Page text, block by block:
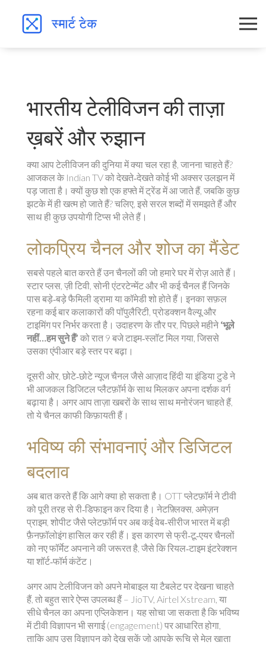
भारतीय टेलीविजन की ताज़ा
ख़बरें और रुझान
क्या आप टेलीविजन की दुनिया में क्या चल रहा है, जानना चाहते हैं?
आजकल के Indian TV को देखते‑देखते कोई भी अक्सर उलझन में
पड़ जाता है। क्यों कुछ शो एक हफ्ते में ट्रेंड में आ जाते हैं, जबकि कुछ
झटके में ही खत्म हो जाते हैं? चलिए, इसे सरल शब्दों में समझते हैं और
साथ ही कुछ उपयोगी टिप्स भी लेते हैं।
लोकप्रिय चैनल और शोज का मैंडेट
सबसे पहले बात करते हैं उन चैनलों की जो हमारे घर में रोज़ आते हैं।
स्टार प्लस, ज़ी टिवी, सोनी एंटरटेन्मेंट और भी कई चैनल हैं जिनके
पास बड़े‑बड़े फैमिली ड्रामा या कॉमेडी शो होते हैं। इनका सफ़ल
रहना कई बार कलाकारों की पॉपुलैरिटी, प्रोडक्शन वैल्यू और
टाइमिंग पर निर्भर करता है। उदाहरण के तौर पर, पिछले महीने‘भूले
नहीं…हम सुने हैं’ को रात 9 बजे टाइम‑स्लॉट मिल गया, जिससे
उसका एंपीआर बड़े स्तर पर बढ़ा।
दूसरी ओर, छोटे‑छोटे न्यूज चैनल जैसे आज़ाद हिंदी या इंडिया टुडे ने
भी आजकल डिजिटल प्लैटफ़ॉर्म के साथ मिलकर अपना दर्शक वर्ग
बढ़ाया है। अगर आप ताज़ा खबरों के साथ साथ मनोरंजन चाहते हैं,
तो ये चैनल काफी किफ़ायती हैं।
भविष्य की संभावनाएं और डिजिटल
बदलाव
अब बात करते हैं कि आगे क्या हो सकता है। OTT प्लेटफ़ॉर्म ने टीवी
को पूरी तरह से री‑डिफाइन कर दिया है। नेटफ़्लिक्स, अमेज़न
प्राइम, शोपीट जैसे प्लेटफ़ॉर्म पर अब कई वेब‑सीरीज भारत में बड़ी
फ़ैनफ़ॉलोइंग हासिल कर रही हैं। इस कारण से फ्री‑टू‑एयर चैनलों
को नए फॉर्मेट अपनाने की जरूरत है, जैसे कि रियल‑टाइम इंटरेक्शन
या शॉर्ट‑फॉर्म कंटेंट।
अगर आप टेलीविजन को अपने मोबाइल या टैबलेट पर देखना चाहते
हैं, तो बहुत सारे ऐप्स उपलब्ध हैं – JioTV, Airtel Xstream, या
सीधे चैनल का अपना एप्लिकेशन। यह सोचा जा सकता है कि भविष्य
में टीवी विज्ञापन भी सगाई (engagement) पर आधारित होगा,
ताकि आप उस विज्ञापन को देख सकें जो आपके रूचि से मेल खाता